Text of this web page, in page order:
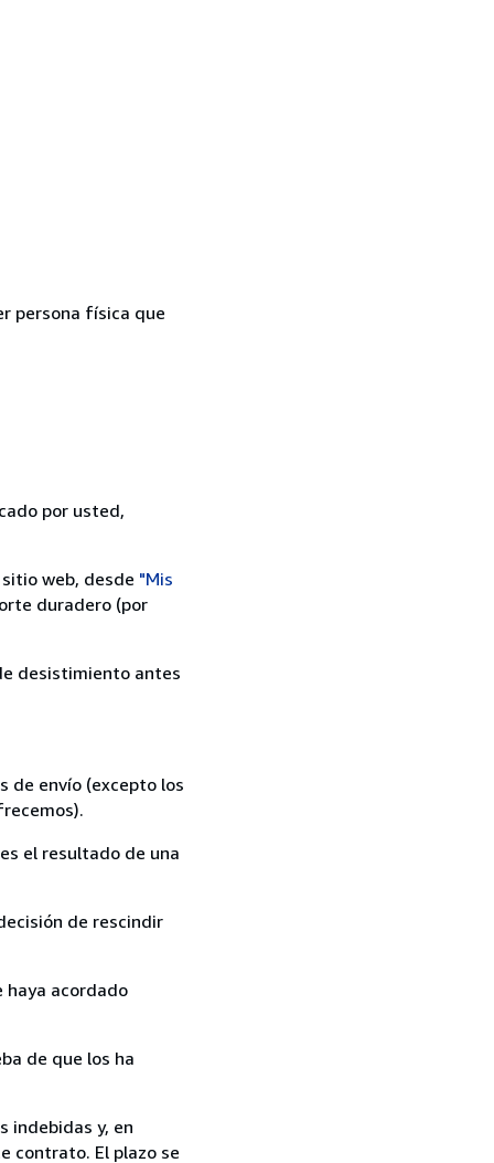
persona física que
por usted,
web, desde "Mis
duradero (por
desistimiento antes
de envío (excepto los
el resultado de una
de rescindir
haya acordado
de que los ha
indebidas y, en
contrato. El plazo se